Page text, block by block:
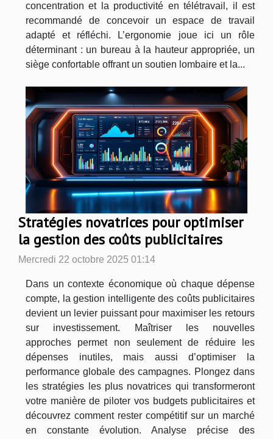
concentration et la productivité en télétravail, il est
recommandé de concevoir un espace de travail
adapté et réfléchi. L’ergonomie joue ici un rôle
déterminant : un bureau à la hauteur appropriée, un
siège confortable offrant un soutien lombaire et la...
Stratégies novatrices pour optimiser
la gestion des coûts publicitaires
Mercredi 22 octobre 2025 01:14
Dans un contexte économique où chaque dépense
compte, la gestion intelligente des coûts publicitaires
devient un levier puissant pour maximiser les retours
sur investissement. Maîtriser les nouvelles
approches permet non seulement de réduire les
dépenses inutiles, mais aussi d’optimiser la
performance globale des campagnes. Plongez dans
les stratégies les plus novatrices qui transformeront
votre manière de piloter vos budgets publicitaires et
découvrez comment rester compétitif sur un marché
en constante évolution. Analyse précise des